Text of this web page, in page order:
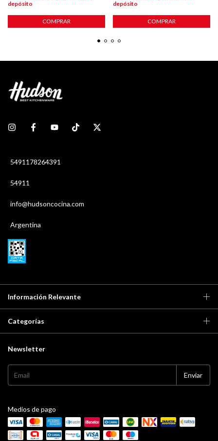
depósito
COMPRAR
depósito
COMPRAR
5491178264391
54911
info@hudsoncocina.com
Argentina
Información Relevante
Categorías
Newsletter
Medios de pago